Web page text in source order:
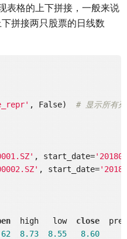
表格的上下拼接，一般来说
拼接两只股票的日线数
, False) # 显示所有列
, start_date=
, start_date=
high   low close
8.73 8.55
8.60